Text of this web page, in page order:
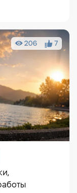
206 7